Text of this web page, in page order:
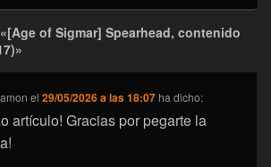
of Sigmar] Spearhead, contenido
el29/05/2026 a las 18:07 ha dicho:
artículo! Gracias por pegarte la